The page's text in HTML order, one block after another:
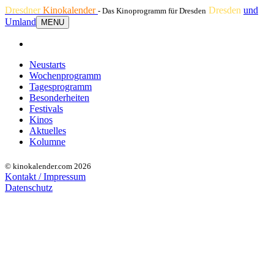
DresdnerKinokalender - Das Kinoprogramm für Dresden Dresden und
Umland
MENU
Neustarts
Wochenprogramm
Tagesprogramm
Besonderheiten
Festivals
Kinos
Aktuelles
Kolumne
© kinokalender.com 2026
Kontakt / Impressum
Datenschutz